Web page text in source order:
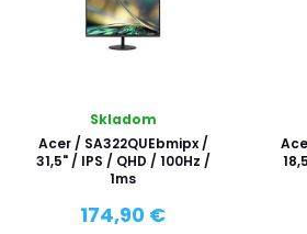
Skladom
Acer / SA322QUEbmipx /
31,5" / IPS / QHD / 100Hz /
1ms
174,90 €